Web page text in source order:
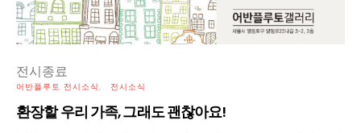
전시종료
어반플루토 전시소식 전시소식
환장할 우리 가족, 그래도 괜찮아요!